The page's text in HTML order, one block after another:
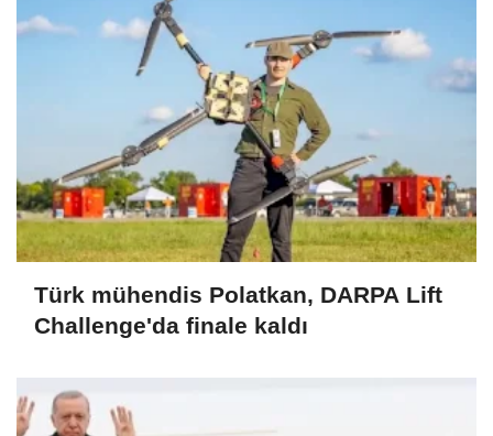
Türk mühendis Polatkan, DARPA Lift
Challenge'da finale kaldı